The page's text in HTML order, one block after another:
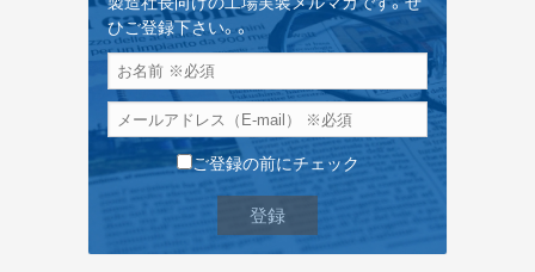
ひご登録下さい。。
ご登録の前にチェック